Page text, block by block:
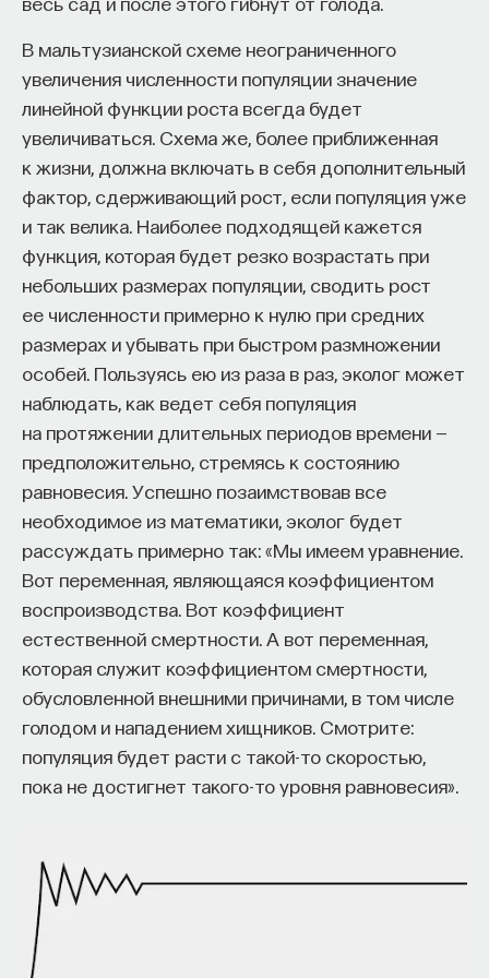
В мальтузианской схеме неограниченного
увеличения численности популяции значение
линейной функции роста всегда будет
увеличиваться. Схема же, более приближенная
к жизни, должна включать в себя дополнительный
фактор, сдерживающий рост, если популяция уже
и так велика. Наиболее подходящей кажется
функция, которая будет резко возрастать при
небольших размерах популяции, сводить рост
ее численности примерно к нулю при средних
размерах и убывать при быстром размножении
особей. Пользуясь ею из раза в раз, эколог может
наблюдать, как ведет себя популяция
на протяжении длительных периодов времени —
предположительно, стремясь к состоянию
равновесия. Успешно позаимствовав все
необходимое из математики, эколог будет
рассуждать примерно так: «Мы имеем уравнение.
Вот переменная, являющаяся коэффициентом
воспроизводства. Вот коэффициент
естественной смертности. А вот переменная,
которая служит коэффициентом смертности,
обусловленной внешними причинами, в том числе
голодом и нападением хищников. Смотрите:
популяция будет расти с такой-то скоростью,
пока не достигнет такого-то уровня равновесия».
обучения с подкреплением — это задача такси.
Задачка простая. Агент — это таксист, желтая
машинка, которая движется по
grid world
клеточному пространству. Ее задача — подобрать
пассажира и отвезти его в определенную точку.
Клеточный мир может быть достаточно большой:
от 5 клеток до 100. И здесь хорошо
прослеживается иерархия. Цель не просто
довезти пассажира до какой-то точки,
а последовательность — доехать до этого
пассажира, забрать его и потом отвезти куда-
нибудь еще.
Третий подход мы сейчас развиваем в нашей
лаборатории — это подход абстрактных
автоматов. Здесь мы не просто говорим о том,
что у нас есть последовательность действий,
а говорим, что эта последовательность действий
генерируется абстрактным автоматом.
В дискретной математике есть раздел теории
автоматов. На самом деле это подпрограмма,
некоторый сжатый алгоритм, который мы должны
сгенерировать, а он, в свою очередь, генерирует
ту самую последовательность действий, которую
мы и используем, чтобы достигать подцели. Это
одна из задач генерации маленьких подпрограмм.
интерес, чтобы улучшать и делать более
эффективными алгоритмы обучения
с подкреплением. Они сейчас очень популярны
и начинают использоваться в робототехнике